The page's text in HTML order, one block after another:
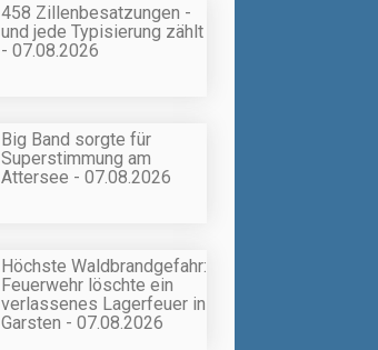
458 Zillenbesatzungen -
und jede Typisierung zählt
- 07.08.2026
Big Band sorgte für
Superstimmung am
Attersee - 07.08.2026
Höchste Waldbrandgefahr:
Feuerwehr löschte ein
verlassenes Lagerfeuer in
Garsten - 07.08.2026